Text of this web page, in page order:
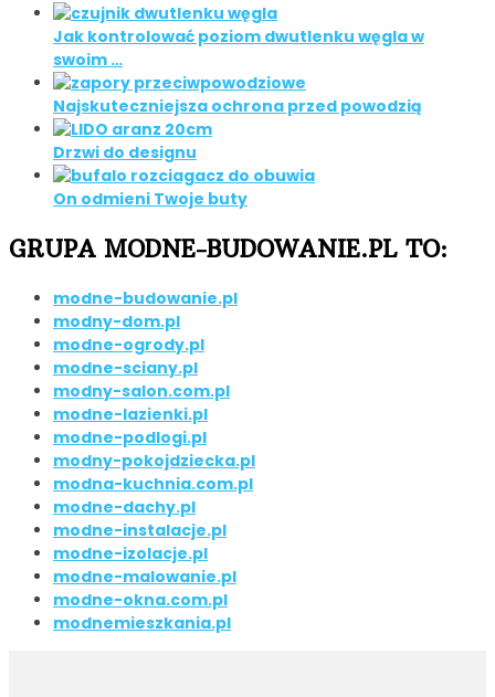
Jak kontrolować poziom dwutlenku węgla w
swoim …
Najskuteczniejsza ochrona przed powodzią
Drzwi do designu
On odmieni Twoje buty
GRUPA MODNE-BUDOWANIE.PL TO:
modne-budowanie.pl
modny-dom.pl
modne-ogrody.pl
modne-sciany.pl
modny-salon.com.pl
modne-lazienki.pl
modne-podlogi.pl
modny-pokojdziecka.pl
modna-kuchnia.com.pl
modne-dachy.pl
modne-instalacje.pl
modne-izolacje.pl
modne-malowanie.pl
modne-okna.com.pl
modnemieszkania.pl